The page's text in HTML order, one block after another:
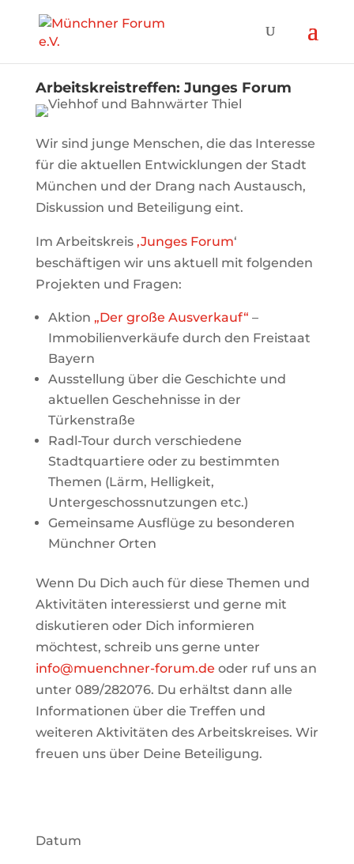
Arbeitskreistreffen: Junges Forum
Wir sind junge Menschen, die das Interesse
für die aktuellen Entwicklungen der Stadt
München und der Drang nach Austausch,
Diskussion und Beteiligung eint.
Im Arbeitskreis ‚Junges Forum‘
beschäftigen wir uns aktuell mit folgenden
Projekten und Fragen:
Aktion „Der große Ausverkauf“ –
Immobilienverkäufe durch den Freistaat
Bayern
Ausstellung über die Geschichte und
aktuellen Geschehnisse in der
Türkenstraße
Radl-Tour durch verschiedene
Stadtquartiere oder zu bestimmten
Themen (Lärm, Helligkeit,
Untergeschossnutzungen etc.)
Gemeinsame Ausflüge zu besonderen
Münchner Orten
Wenn Du Dich auch für diese Themen und
Aktivitäten interessierst und gerne mit
diskutieren oder Dich informieren
möchtest, schreib uns gerne unter
info@muenchner-forum.de oder ruf uns an
unter 089/282076. Du erhältst dann alle
Informationen über die Treffen und
weiteren Aktivitäten des Arbeitskreises. Wir
freuen uns über Deine Beteiligung.
Datum